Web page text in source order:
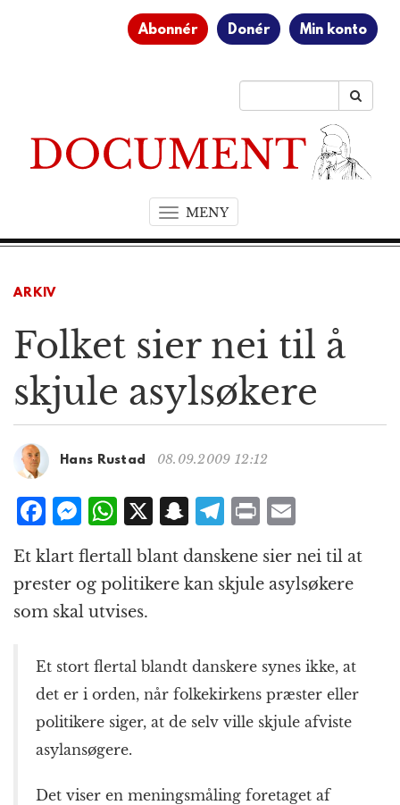
Abonnér Donér Min konto
MENYT
o
a
i
t
n
ARKIV
Folket sier nei til å
skjule asylsøkere
Hans Rustad 08.09.2009 12:12
F
a
c
e
b
o
o
k
M
e
ss
e
n
g
e
r
W
h
at
s
A
p
p
X S
n
a
p
h
at
T
e
g
a
m
P
ri
n
t
m
ai
l
Et klart flertall blant danskene sier nei til at
prester og politikere kan skjule asylsøkere
som skal utvises.
Et stort flertal blandt danskere synes ikke, at
det er i orden, når folkekirkens præster eller
politikere siger, at de selv ville skjule afviste
asylansøgere.
Det viser en meningsmåling foretaget af